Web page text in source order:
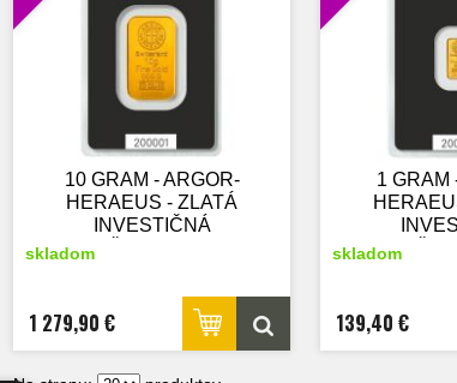
10 GRAM - ARGOR-
HERAEUS - ZLATÁ
INVESTIČNÁ
TEHLIČKA - nový tovar
skladom
1 279,90 €
1 GRAM
TEHLIČKA
skladom
139,40 €